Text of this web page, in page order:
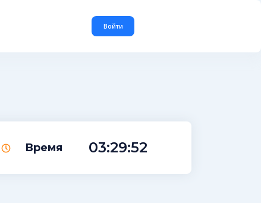
Войти
Время 03:29:51